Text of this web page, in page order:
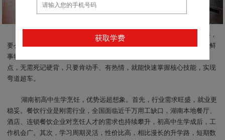
很多湖南初高中生考不上高中后陷入迷茫，要么盲目打工浪费青春，
要么选错专业半途而废。其实，初高中生年纪小、动手能力强，接受新鲜
事物快，而烹饪技术注重实操、不看重文化课成绩，恰好契合他们的特
点，无需死记硬背，只要肯动手、有热情，就能快速掌握核心技能，实现
弯道超车。
湖南初高中生学烹饪，优势远超想象。首先，行业需求旺盛，就业更
稳妥。餐饮行业是刚需行业，全国面临近千万用工缺口，湖南本地餐厅、
酒店、连锁餐饮企业对烹饪人才的需求也持续攀升，初高中生学成后，工
作机会广。其次，学习周期灵活，性价比高，相比漫长的升学路，短期数